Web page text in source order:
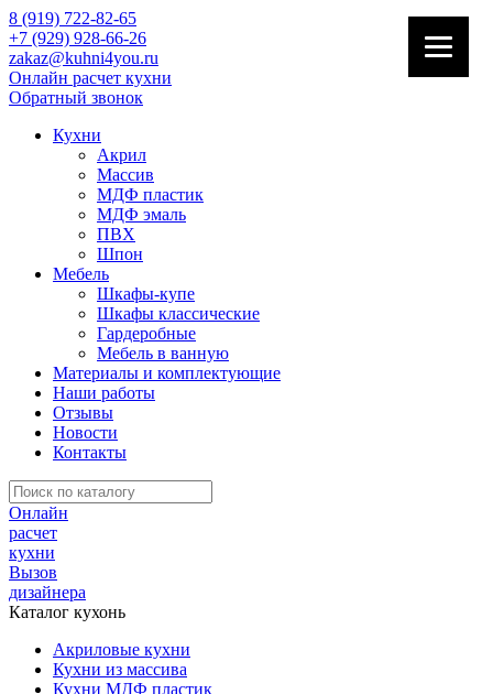
8 (919) 722-82-65
+7 (929) 928-66-26
zakaz@kuhni4you.ru
Онлайн расчет кухни
Обратный звонок
Кухни
Акрил
Массив
МДФ пластик
МДФ эмаль
ПВХ
Шпон
Мебель
Шкафы-купе
Шкафы классические
Гардеробные
Мебель в ванную
Материалы и комплектующие
Наши работы
Отзывы
Новости
Контакты
Онлайн
расчет
кухни
Вызов
дизайнера
Каталог кухонь
Акриловые кухни
Кухни из массива
Кухни МДФ пластик